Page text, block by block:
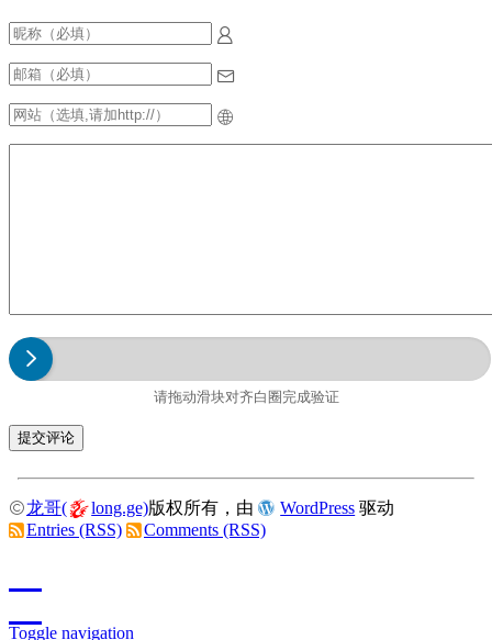
请拖动滑块对齐白圈完成验证
龙哥( long.ge)版权所有，由 WordPress 驱动
Entries (RSS)
Comments (RSS)
Toggle navigation